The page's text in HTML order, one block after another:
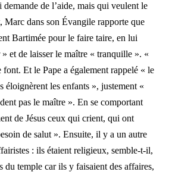
de l’aide, mais qui veulent le
Marc dans son Évangile rapporte que
Bartimée pour le faire taire, en lui
et de laisser le maître « tranquille ». «
Et le Pape a également rappelé « le
éloignèrent les enfants », justement «
pas le maître ». En se comportant
de Jésus ceux qui crient, qui ont
de salut ». Ensuite, il y a un autre
: ils étaient religieux, semble-t-il,
du temple car ils y faisaient des affaires,